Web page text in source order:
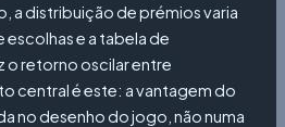
a distribuição de prémios varia
e a tabela de
o retorno oscilar entre
central é este: a vantagem do
no desenho do jogo, não numa